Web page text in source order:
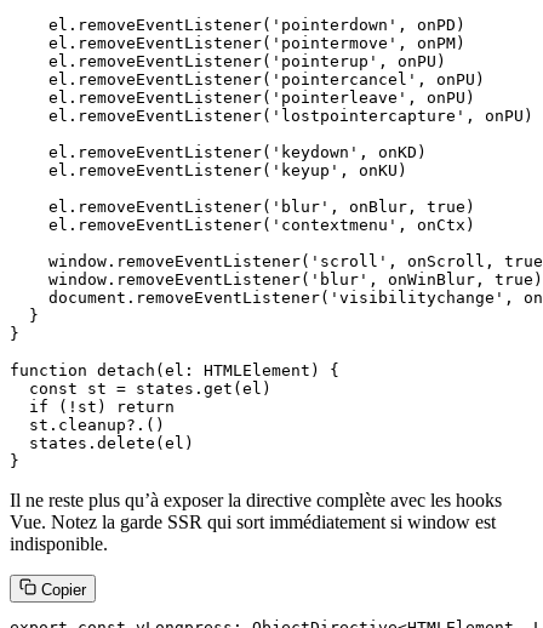
    el.removeEventListener('pointerdown', onPD)
    el.removeEventListener('pointermove', onPM)
    el.removeEventListener('pointerup', onPU)
    el.removeEventListener('pointercancel', onPU)
    el.removeEventListener('pointerleave', onPU)
    el.removeEventListener('lostpointercapture', onPU)
    el.removeEventListener('keydown', onKD)
    el.removeEventListener('keyup', onKU)
    el.removeEventListener('blur', onBlur, true)
    el.removeEventListener('contextmenu', onCtx)
window.removeEventListener('scroll', onScroll,
    window.removeEventListener('blur', onWinBlur, true)
document.removeEventListener('visibilitychange',
  }
}
function detach(el: HTMLElement) {
  const st = states.get(el)
  if (!st) return
  st.cleanup?.()
  states.delete(el)
}
Il ne reste plus qu’à exposer la directive complète avec les hooks
Vue. Notez la garde SSR qui sort immédiatement si window est
indisponible.
Copier